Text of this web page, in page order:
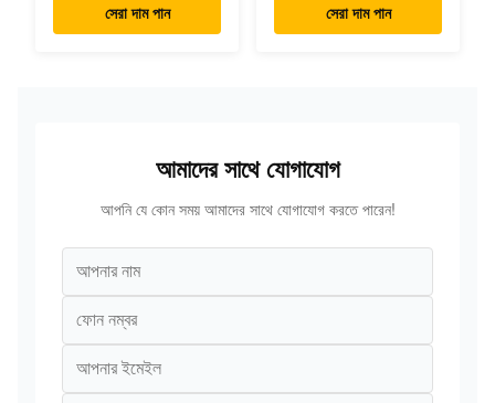
সেরা দাম পান সেরা দাম পান
আমাদের সাথে যোগাযোগ
আপনি যে কোন সময় আমাদের সাথে যোগাযোগ করতে পারেন!